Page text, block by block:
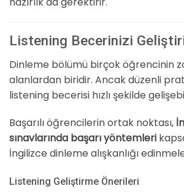
Listening Becerinizi
Dinleme bölümü birçok öğrencinin
alanlardan biridir. Ancak düzenli
listening becerisi hızlı şekilde
Başarılı öğrencilerin ortak noktası,
sınavlarında başarı yöntemleri
İngilizce dinleme alışkanlığı
Listening Geliştirme Önerileri